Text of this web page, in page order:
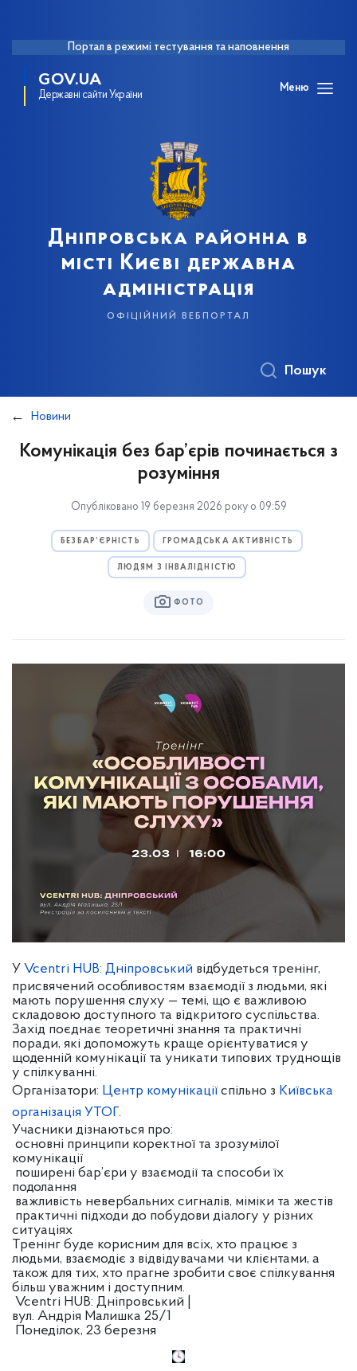
Портал в режимі тестування та наповнення
GOV.UA
Державні сайти України
Меню
Дніпровська районна в
місті Києві державна
адміністрація
офіційний вебпортал
Пошук
Новини
Комунікація без бар’єрів починається з
розуміння
Опубліковано 19 березня 2026 року о 09:59
БЕЗБАР’ЄРНІСТЬ ГРОМАДСЬКА АКТИВНІСТЬ
ЛЮДЯМ З ІНВАЛІДНІСТЮ
ФОТО
У Vcentri HUB: Дніпровський відбудеться тренінг,
присвячений особливостям взаємодії з людьми, які
мають порушення слуху — темі, що є важливою
складовою доступного та відкритого суспільства.
Захід поєднає теоретичні знання та практичні
поради, які допоможуть краще орієнтуватися у
щоденній комунікації та уникати типових труднощів
у спілкуванні.
Організатори: Центр комунікації спільно з Київська
організація УТОГ.
Учасники дізнаються про:
основні принципи коректної та зрозумілої
комунікації
поширені бар’єри у взаємодії та способи їх
подолання
важливість невербальних сигналів, міміки та жестів
практичні підходи до побудови діалогу у різних
ситуаціях
Тренінг буде корисним для всіх, хто працює з
людьми, взаємодіє з відвідувачами чи клієнтами, а
також для тих, хто прагне зробити своє спілкування
більш уважним і доступним.
Vcentri HUB: Дніпровський |
вул. Андрія Малишка 25/1
Понеділок, 23 березня